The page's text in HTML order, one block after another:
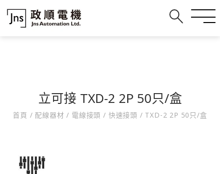
立可接 TXD-2 2P 50只/盒
首頁 / 配線器材/ 電線接頭/ 快速接頭 / TXD-2 2P 50只/盒